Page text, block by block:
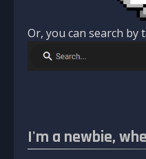
Or, you can search by
I'm a newbie,